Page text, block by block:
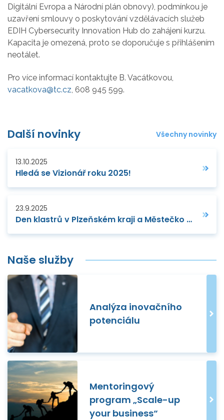
Digitální Evropa a Národní plán obnovy), podmínkou je
uzavření smlouvy o poskytování vzdělávacích služeb
EDIH Cybersecurity Innovation Hub do zahájení kurzu.
Kapacita je omezená, proto se doporučuje s přihlášením
neotálet.
Pro více informací kontaktujte B. Vacátkovou,
vacatkova@tc.cz, 608 945 599.
Další novinky Všechny novinky
13.10.2025
Hledá se Vizionář roku 2025!
23.9.2025
Den klastrů v Plzeňském kraji a Městečko technologií
Naše služby
Analýza inovačního
potenciálu
Mentoringový
program „Scale-up
your business“